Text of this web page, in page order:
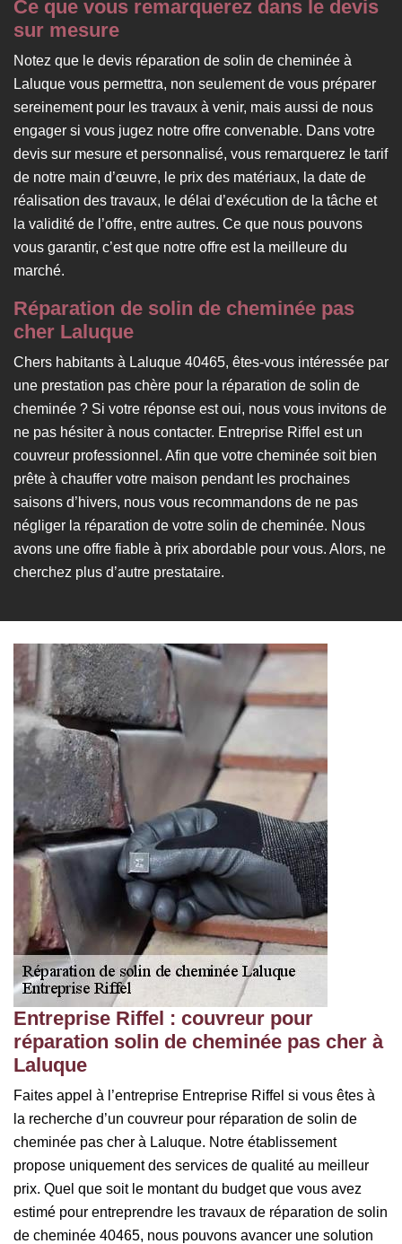
Ce que vous remarquerez dans le devis
sur mesure
Notez que le devis réparation de solin de cheminée à
Laluque vous permettra, non seulement de vous préparer
sereinement pour les travaux à venir, mais aussi de nous
engager si vous jugez notre offre convenable. Dans votre
devis sur mesure et personnalisé, vous remarquerez le tarif
de notre main d’œuvre, le prix des matériaux, la date de
réalisation des travaux, le délai d’exécution de la tâche et
la validité de l’offre, entre autres. Ce que nous pouvons
vous garantir, c’est que notre offre est la meilleure du
marché.
Réparation de solin de cheminée pas
cher Laluque
Chers habitants à Laluque 40465, êtes-vous intéressée par
une prestation pas chère pour la réparation de solin de
cheminée ? Si votre réponse est oui, nous vous invitons de
ne pas hésiter à nous contacter. Entreprise Riffel est un
couvreur professionnel. Afin que votre cheminée soit bien
prête à chauffer votre maison pendant les prochaines
saisons d’hivers, nous vous recommandons de ne pas
négliger la réparation de votre solin de cheminée. Nous
avons une offre fiable à prix abordable pour vous. Alors, ne
cherchez plus d’autre prestataire.
Entreprise Riffel : couvreur pour
réparation solin de cheminée pas cher à
Laluque
Faites appel à l’entreprise Entreprise Riffel si vous êtes à
la recherche d’un couvreur pour réparation de solin de
cheminée pas cher à Laluque. Notre établissement
propose uniquement des services de qualité au meilleur
prix. Quel que soit le montant du budget que vous avez
estimé pour entreprendre les travaux de réparation de solin
de cheminée 40465, nous pouvons avancer une solution